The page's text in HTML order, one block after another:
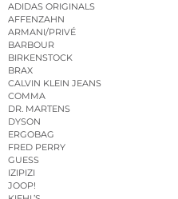
ADIDAS ORIGINALS
AFFENZAHN
ARMANI/PRIVÉ
BARBOUR
BIRKENSTOCK
BRAX
CALVIN KLEIN JEANS
COMMA
DR. MARTENS
DYSON
ERGOBAG
FRED PERRY
GUESS
IZIPIZI
JOOP!